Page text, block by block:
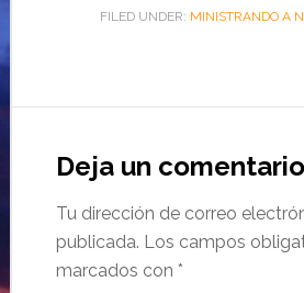
FILED UNDER: MINISTRANDO A
Deja un comentario
Tu dirección de correo
publicada. Los campos
marcados con *